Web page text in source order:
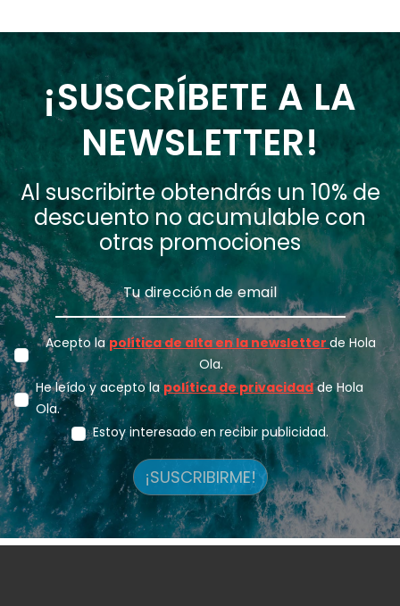
¡SUSCRÍBETE A LA
NEWSLETTER!
Al suscribirte obtendrás un 10% de
descuento no acumulable con
otras promociones
Acepto lapolítica de alta en la newsletter de Hola
Ola.
He leído y acepto lapolítica de privacidadde Hola
Ola.
Estoy interesado en recibir publicidad.
¡SUSCRIBIRME!